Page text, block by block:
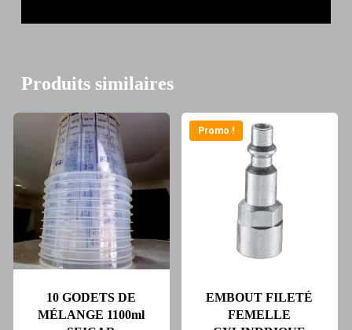
Produits similaires
10 GODETS DE
MÉLANGE 1100ml
Promo !
EMBOUT FILETÉ
FEMELLE